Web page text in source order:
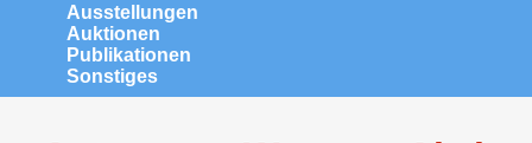
Ausstellungen
Auktionen
Publikationen
Sonstiges